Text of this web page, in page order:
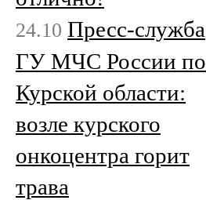
24.10 Пресс-служба
ГУ МЧС России по
Курской области:
возле курского
онкоцентра горит
трава